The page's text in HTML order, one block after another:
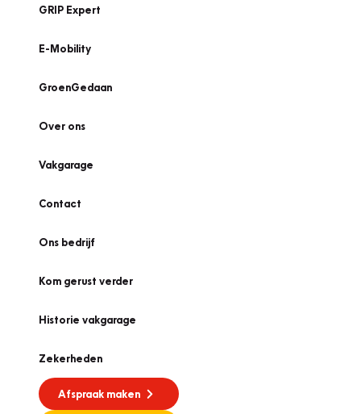
GRIP Expert
E-Mobility
GroenGedaan
Over ons
Vakgarage
Contact
Ons bedrijf
Kom gerust verder
Historie vakgarage
Zekerheden
Afspraak maken